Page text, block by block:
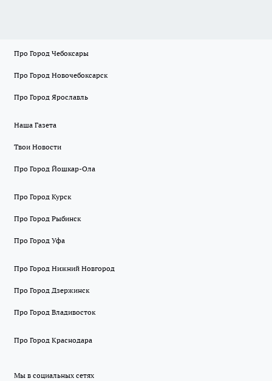
Про Город Чебоксары
Про Город Новочебоксарск
Про Город Ярославль
Наша Газета
Твои Новости
Про Город Йошкар-Ола
Про Город Курск
Про Город Рыбинск
Про Город Уфа
Про Город Нижний Новгород
Про Город Дзержинск
Про Город Владивосток
Про Город Краснодара
Мы в социальных сетях